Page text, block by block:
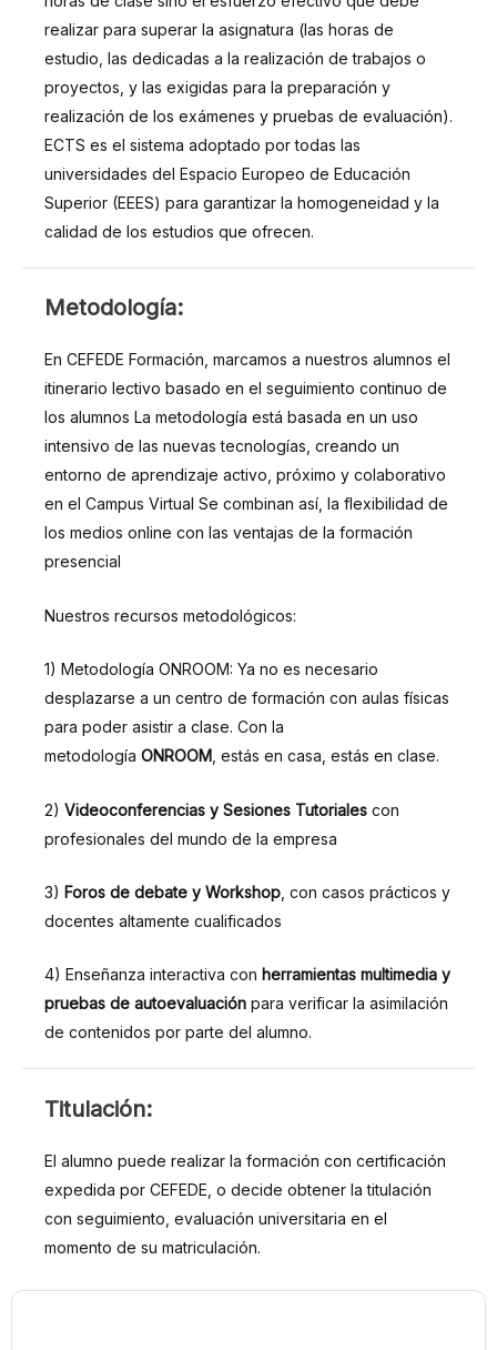
realizar para superar la asignatura (las horas de
estudio, las dedicadas a la realización de trabajos o
proyectos, y las exigidas para la preparación y
realización de los exámenes y pruebas de evaluación).
ECTS es el sistema adoptado por todas las
universidades del Espacio Europeo de Educación
Superior (EEES) para garantizar la homogeneidad y la
calidad de los estudios que ofrecen.
Metodología:
En CEFEDE Formación, marcamos a nuestros alumnos el
itinerario lectivo basado en el seguimiento continuo de
los alumnos La metodología está basada en un uso
intensivo de las nuevas tecnologías, creando un
entorno de aprendizaje activo, próximo y colaborativo
en el Campus Virtual Se combinan así, la flexibilidad de
los medios online con las ventajas de la formación
presencial
Nuestros recursos metodológicos:
1) Metodología ONROOM: Ya no es necesario
desplazarse a un centro de formación con aulas físicas
para poder asistir a clase. Con la
metodología ONROOM , estás en casa, estás en clase.
2) Videoconferencias y Sesiones Tutoriales con
profesionales del mundo de la empresa
3) Foros de debate y Workshop , con casos prácticos y
docentes altamente cualificados
4) Enseñanza interactiva con herramientas multimedia y
pruebas de autoevaluación para verificar la asimilación
de contenidos por parte del alumno.
Titulación:
El alumno puede realizar la formación con certificación
expedida por CEFEDE, o decide obtener la titulación
con seguimiento, evaluación universitaria en el
momento de su matriculación.